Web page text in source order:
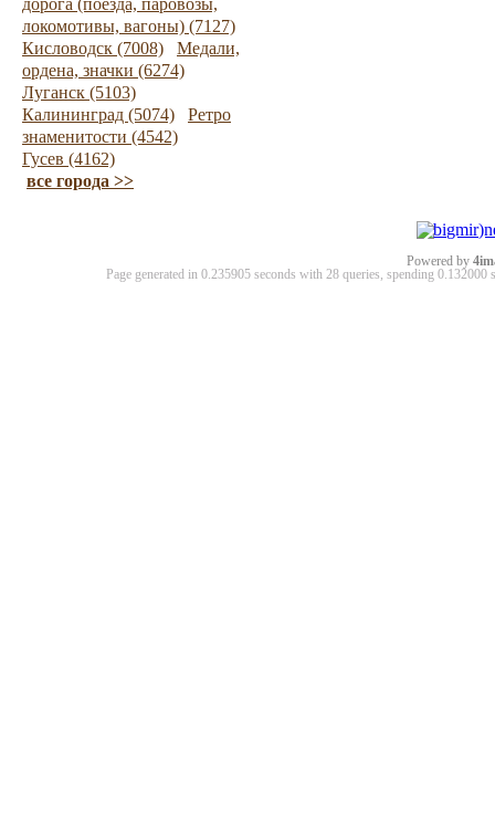
дорога (поезда, паровозы,
локомотивы, вагоны) (7127)
Кисловодск (7008)
Медали,
ордена, значки (6274)
Луганск (5103)
Калининград (5074)
Ретро
знаменитости (4542)
Гусев (4162)
все города >>
Powered by
Page generated in 0.235905 seconds with 28 queries, spending